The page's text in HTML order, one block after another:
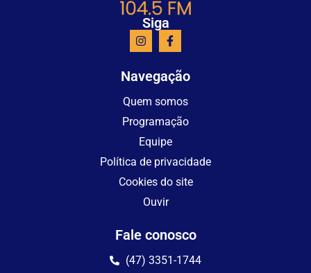
Siga
Navegação
Quem somos
Programação
Equipe
Política de privacidade
Cookies do site
Ouvir
Fale conosco
(47) 3351-1744